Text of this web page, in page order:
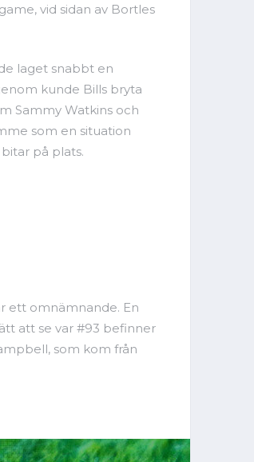
vid sidan av Bortles
laget snabbt en
kunde Bills bryta
Sammy Watkins och
som en situation
på plats.
ett omnämnande. En
att se var #93 befinner
som kom från